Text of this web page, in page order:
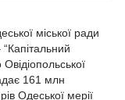
міської ради
161 млн
Одеської мерії